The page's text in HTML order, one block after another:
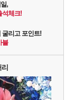
,
석체크!
굴리고 포인트!
블